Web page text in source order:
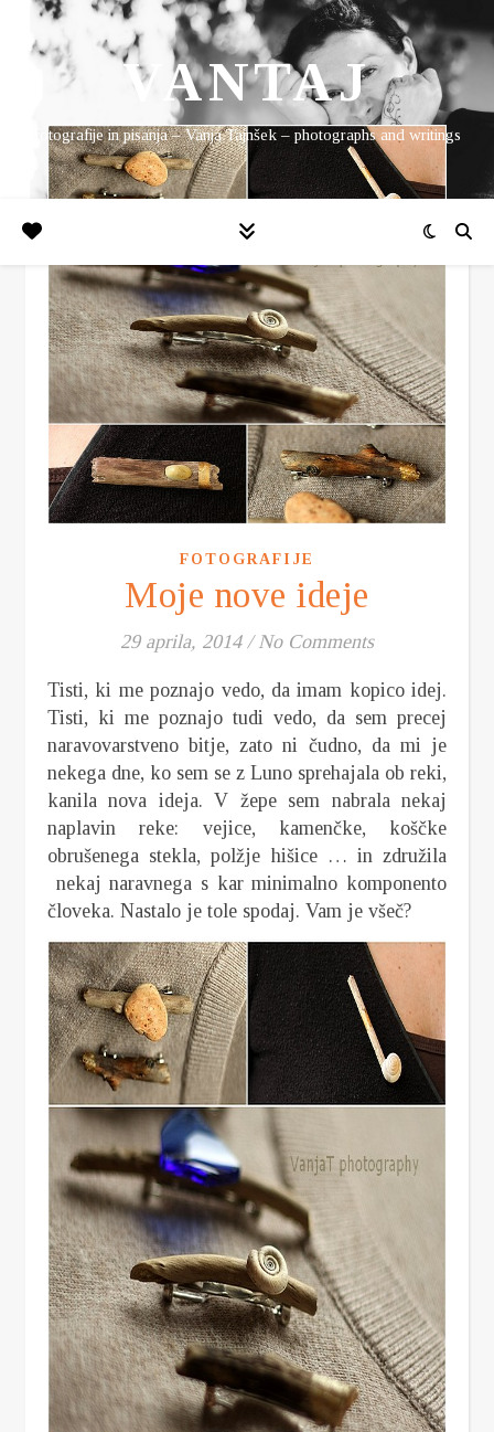
VANTAJ
fotografije in pisanja – Vanja Tajnšek – photographs and writings
FOTOGRAFIJE
Moje nove ideje
29 aprila, 2014 / No Comments
Tisti, ki me poznajo vedo, da imam kopico idej.
Tisti, ki me poznajo tudi vedo, da sem precej
naravovarstveno bitje, zato ni čudno, da mi je
nekega dne, ko sem se z Luno sprehajala ob reki,
kanila nova ideja. V žepe sem nabrala nekaj
naplavin reke: vejice, kamenčke, koščke
obrušenega stekla, polžje hišice … in združila
nekaj naravnega s kar minimalno komponento
človeka. Nastalo je tole spodaj. Vam je všeč?